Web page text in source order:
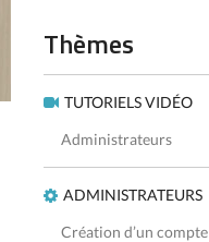
Thèmes
TUTORIELS VIDÉO
Administrateurs
ADMINISTRATEURS
Création d’un compte